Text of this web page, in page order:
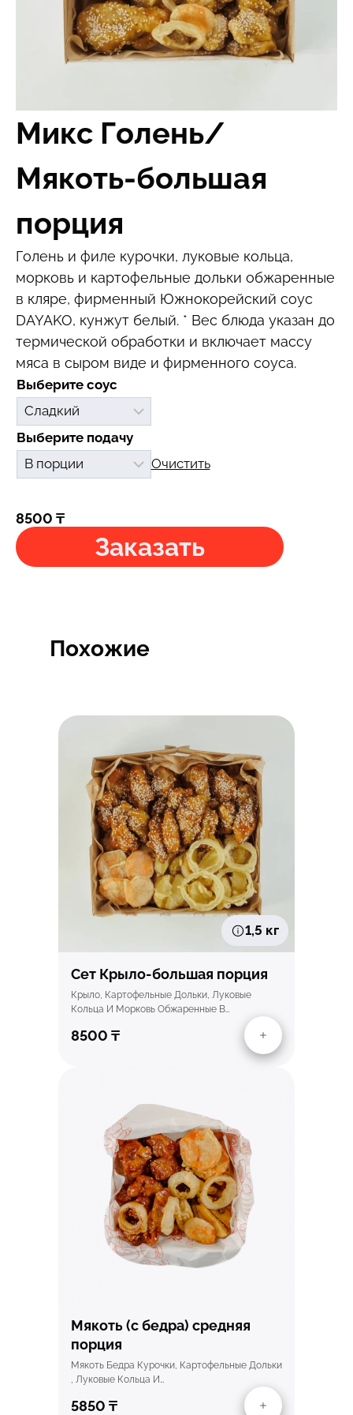
Микс Голень/
Мякоть-большая
порция
Голень и филе курочки, луковые кольца,
морковь и картофельные дольки обжаренные
в кляре, фирменный Южнокорейский соус
DAYAKO, кунжут белый. * Вес блюда указан до
термической обработки и включает массу
мяса в сыром виде и фирменного соуса.
Вид соуса
Подача соуса
Очистить
8500 ₸
Заказать
Похожие
Быстрый просмотр
1,5 кг
Сет Крыло-большая порция
Крыло, Картофельные Дольки, Луковые
Кольца И Морковь Обжаренные В…
8500 ₸
Быстрый просмотр
Мякоть (с бедра) средняя
порция
Мякоть Бедра Курочки, Картофельные Дольки
, Луковые Кольца И…
5850 ₸